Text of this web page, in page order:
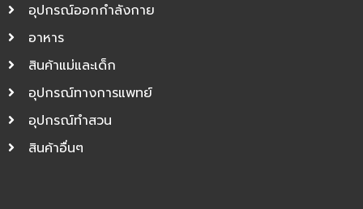
อุปกรณ์ออกกำลังกาย
อาหาร
สินค้าแม่และเด็ก
อุปกรณ์ทางการแพทย์
อุปกรณ์ทำสวน
สินค้าอื่นๆ